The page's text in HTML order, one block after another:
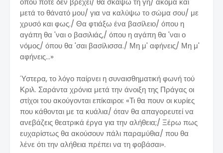
μετά το θάνατό μου/ για να καλύψω το σώμα σου/ με
χρυσό και φως./ Θα φτιάξω ένα βασίλειο/ όπου η
αγάπη θα 'ναι ο βασιλιάς,/ όπου η αγάπη θα 'ναι ο
νόμος/ όπου θα 'σαι βασίλισσα./ Μη μ' αφήνεις/ Μη μ'
αφήνεις...»
Ύστερα, το λόγο παίρνει η συναισθηματική φωνή τού
Κριλ. Σαράντα χρόνια μετά την άνοιξη της Πράγας οι
στίχοι του ακούγονται επίκαιροι: «Τι θα πουν οι κυρίες
που κάθονται με τα κυάλια/ όταν θα απαγορευτεί να
ανεβάζεις θεατρικά έργα για την αλήθεια;/ Ξέρω πως
ευχαρίστως θα ακούσουν πάλι παραμύθια/ που θα
λένε ότι την αλήθεια πρέπει να τη φοβάσαι».